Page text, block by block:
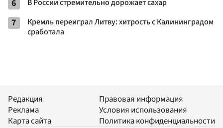
6 В России стремительно дорожает сахар
7
Кремль переиграл Литву: хитрость с Калининградом
сработала
Редакция
Реклама
Карта сайта
Правовая информация
Условия использования
Политика конфиденциальности